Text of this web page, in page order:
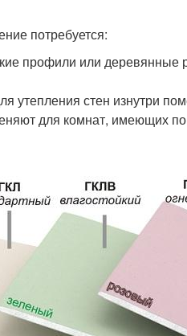
потребуется:
профили или
утепления стен изнутри
для комнат, имеющих